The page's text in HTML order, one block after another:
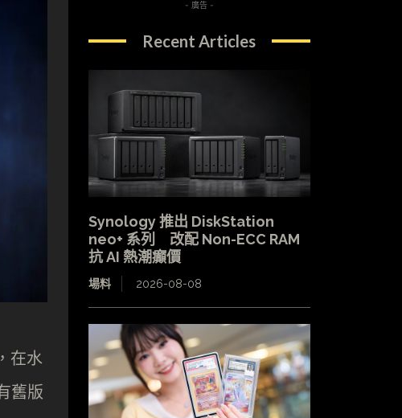
在水
舊版
- 廣告 -
Recent Articles
Synology 推出 DiskStation
neo+ 系列 改配 Non-ECC RAM
抗 AI 熱潮癲價
場料 2026-08-08